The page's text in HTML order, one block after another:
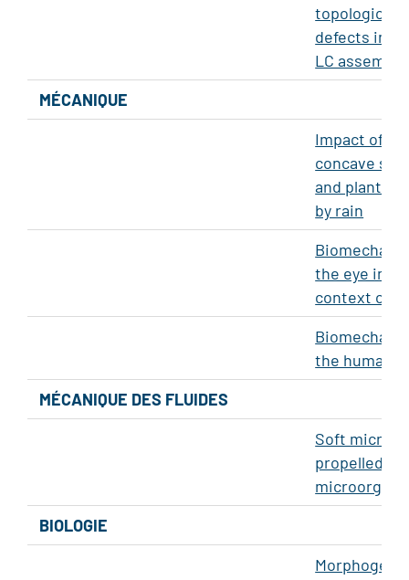
topological
defects in
LC
MÉCANIQUE
Impact of
concave
and plant
by rain
the eye in
context of
the human
MÉCANIQUE DES FLUIDES
Soft
propelled by
BIOLOGIE